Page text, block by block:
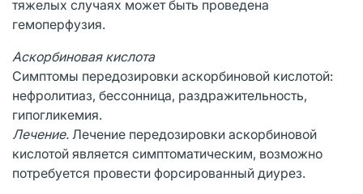
тяжелых случаях может быть проведена
гемоперфузия.
Аскорбиновая кислота
Симптомы передозировки аскорбиновой кислотой:
нефролитиаз, бессонница, раздражительность,
гипогликемия.
Лечение. Лечение передозировки аскорбиновой
кислотой является симптоматическим, возможно
потребуется провести форсированный диурез.